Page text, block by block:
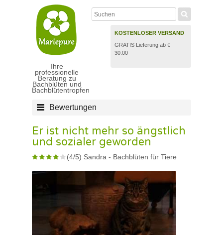
Ihre
professionelle
Beratung zu
Bachblüten und
Bachblütentropfen
KOSTENLOSER VERSAND
GRATIS Lieferung ab €
30.00
Bewertungen
Er ist nicht mehr so ängstlich
und sozialer geworden
(4/5) Sandra - Bachblüten für Tiere